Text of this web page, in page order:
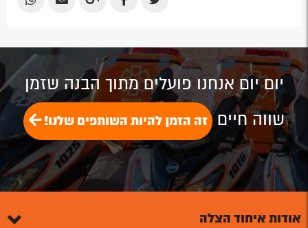
Share
Share
Share
Share
Share
יום יום אנחנו פועלים מתוך הבנה שזמן
שווה חיים זה הזמן להיות השותפים שלנו!
אודות איחוד הצלה